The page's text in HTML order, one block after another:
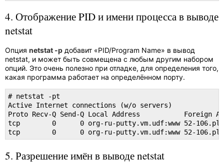
4. Отображение PID и имени процесса в выводе
netstat
Опция netstat -p добавит «PID/Program Name» в вывод
netstat, и может быть совмещена с любым другим набором
опций. Это очень полезно при отладке, для определения того,
какая программа работает на определённом порту.
# netstat -pt
Active Internet connections (w/o servers)
Proto Recv-Q Send-Q Local Address           Foreign
tcp        0      0 org-ru-putty.vm.udf:www 52-
tcp        0      0 org-ru-putty.vm.udf:www 52-
5. Разрешение имён в выводе netstat